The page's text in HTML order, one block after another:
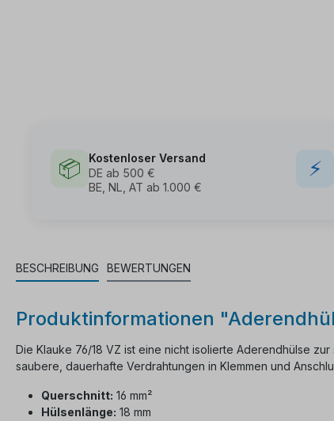
📦
Kostenloser Versand
DE ab 500 €
BE, NL, AT ab 1.000 €
⚡
BESCHREIBUNG BEWERTUNGEN
Produktinformationen
Die Klauke 76/18 VZ ist eine nicht isolierte Aderendhülse
saubere, dauerhafte Verdrahtungen in Klemmen und
Querschnitt: 16 mm²
Hülsenlänge: 18 mm